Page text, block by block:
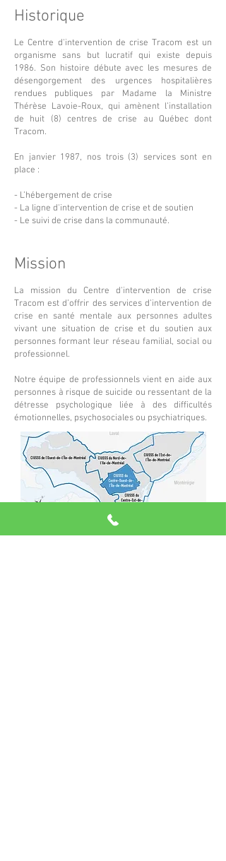
Historique
Le Centre d'intervention de crise Tracom est un
organisme sans but lucratif qui existe depuis
1986. Son histoire débute avec les mesures de
désengorgement des urgences hospitalières
rendues publiques par Madame la Ministre
Thérèse Lavoie-Roux, qui amènent l’installation
de huit (8) centres de crise au Québec dont
Tracom.
En janvier 1987, nos trois (3) services sont en
place :
- L’hébergement de crise
- La ligne d'intervention de crise et de soutien
- Le suivi de crise dans la communauté.
Mission
La mission du Centre d'intervention de crise
Tracom est d’offrir des services d’intervention de
crise en santé mentale aux personnes adultes
vivant une situation de crise et du soutien aux
personnes formant leur réseau familial, social ou
professionnel.
Notre équipe de professionnels vient en aide aux
personnes à risque de suicide ou ressentant de la
détresse psychologique liée à des difficultés
émotionnelles, psychosociales ou psychiatriques.
Vous demeurez à l’extérieur de ce territoire?
Visitez lewww.centredecrise.ca